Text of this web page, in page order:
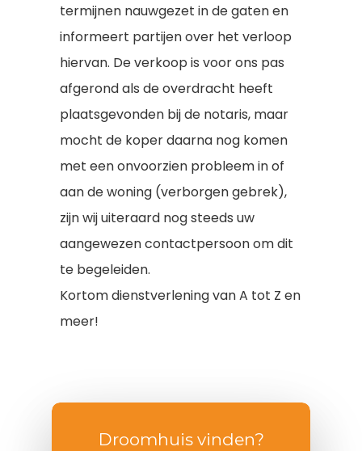
termijnen nauwgezet in de gaten en
informeert partijen over het verloop
hiervan. De verkoop is voor ons pas
afgerond als de overdracht heeft
plaatsgevonden bij de notaris, maar
mocht de koper daarna nog komen
met een onvoorzien probleem in of
aan de woning (verborgen gebrek),
zijn wij uiteraard nog steeds uw
aangewezen contactpersoon om dit
te begeleiden.
Kortom dienstverlening van A tot Z en
meer!
Droomhuis vinden?